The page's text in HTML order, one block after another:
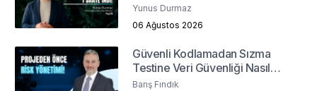
Yunus Durmaz
06 Ağustos 2026
Güvenli Kodlamadan Sızma
Testine Veri Güvenliği Nasıl
Sağlanır?
Barış Fındık